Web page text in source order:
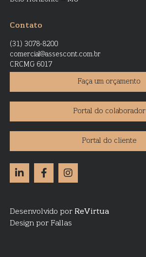
Contato
(31) 3078-8200
comercial@assescont.com.br
CRCMG 6017
Faça um orçamento
Portal do colaborador
Portal do cliente
Desenvolvido por ReVirtua
Design por Fallas